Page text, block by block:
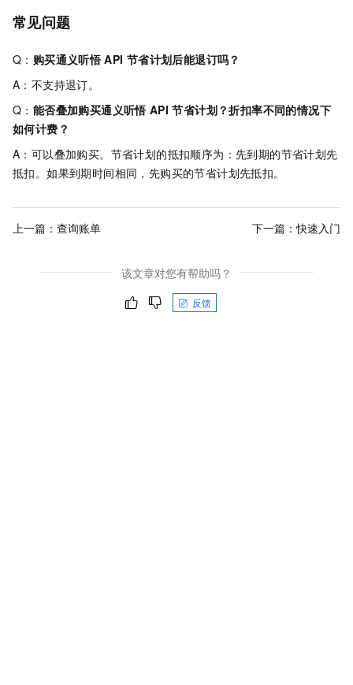
常见问题
Q： 购买通义听悟 API 节省计划后能退订吗？
A：不支持退订。
Q： 能否叠加购买通义听悟 API 节省计划？折扣率不同的情况下
如何计费？
A：可以叠加购买。节省计划的抵扣顺序为：先到期的节省计划先
抵扣。如果到期时间相同，先购买的节省计划先抵扣。
上一篇： 查询账单 下一篇：快速入门
该文章对您有帮助吗？
反馈